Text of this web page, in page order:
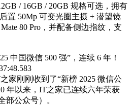
/ 16GB / 20GB 规格可选，拥有
置 50Mp 可变光圈主摄 + 潜望镜
80 Pro，并配备侧边指纹，支
中国微信 500 强”，连续 6 年！
家刚刚收到了“新榜 2025 微信公
年以来，IT之家已连续六年荣获
部公众号）。